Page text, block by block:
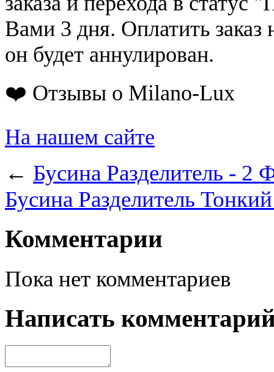
Вами 3 дня. Оплатить заказ
он будет аннулирован.
❤️ Отзывы о Milano-Lux
На нашем сайте
← Бусина Разделитель - 2
Бусина Разделитель
Комментарии
Пока нет комментариев
Написать